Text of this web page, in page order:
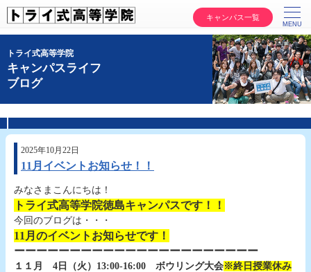
キャンパス一覧
トライ式高等学院
キャンパスライフ
ブログ
2025年10月22日
11月イベントお知らせ！！
みなさまこんにちは！
トライ式高等学院徳島キャンパスです！！
今回のブログは・・・
11月のイベントお知らせです！
ーーーーーーーーーーーーーーーーーーーーーー
１１月 4日（火）13:00-16:00 ボウリング大会※終日授業休み